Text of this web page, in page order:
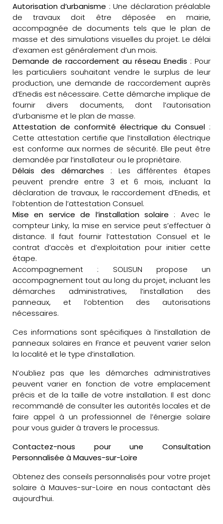
Autorisation d’urbanisme : Une déclaration préalable
de travaux doit être déposée en mairie,
accompagnée de documents tels que le plan de
masse et des simulations visuelles du projet. Le délai
d’examen est généralement d’un mois.
Demande de raccordement au réseau Enedis : Pour
les particuliers souhaitant vendre le surplus de leur
production, une demande de raccordement auprès
d’Enedis est nécessaire. Cette démarche implique de
fournir divers documents, dont l’autorisation
d’urbanisme et le plan de masse.
Attestation de conformité électrique du Consuel :
Cette attestation certifie que l’installation électrique
est conforme aux normes de sécurité. Elle peut être
demandée par l’installateur ou le propriétaire.
Délais des démarches : Les différentes étapes
peuvent prendre entre 3 et 6 mois, incluant la
déclaration de travaux, le raccordement d’Enedis, et
l’obtention de l’attestation Consuel.
Mise en service de l’installation solaire : Avec le
compteur Linky, la mise en service peut s’effectuer à
distance. Il faut fournir l’attestation Consuel et le
contrat d’accès et d’exploitation pour initier cette
étape.
Accompagnement : SOLISUN propose un
accompagnement tout au long du projet, incluant les
démarches administratives, l’installation des
panneaux, et l’obtention des autorisations
nécessaires.
Ces informations sont spécifiques à l’installation de
panneaux solaires en France et peuvent varier selon
la localité et le type d’installation.
N’oubliez pas que les démarches administratives
peuvent varier en fonction de votre emplacement
précis et de la taille de votre installation. Il est donc
recommandé de consulter les autorités locales et de
faire appel à un professionnel de l’énergie solaire
pour vous guider à travers le processus.
Contactez-nous pour une Consultation
Personnalisée à Mauves-sur-Loire
Obtenez des conseils personnalisés pour votre projet
solaire à Mauves-sur-Loire en nous contactant dès
aujourd’hui.